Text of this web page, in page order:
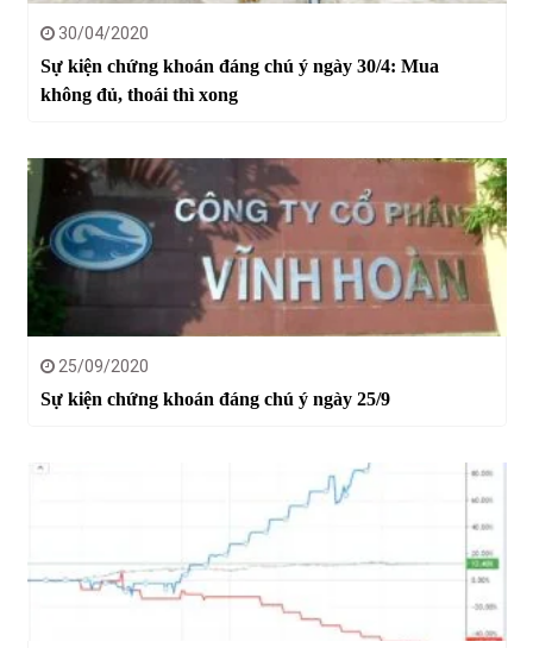
30/04/2020
Sự kiện chứng khoán đáng chú ý ngày 30/4: Mua
không đủ, thoái thì xong
25/09/2020
Sự kiện chứng khoán đáng chú ý ngày 25/9